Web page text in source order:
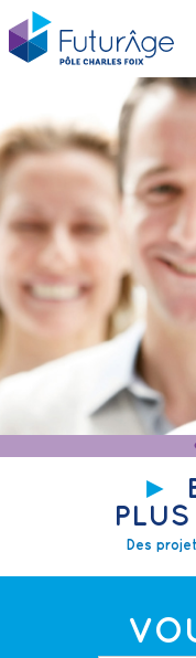
Des